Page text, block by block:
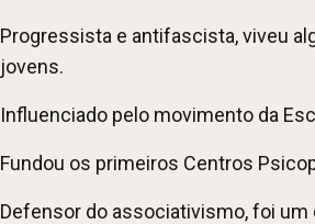
Progressista e antifascista, viveu
jovens.
Influenciado pelo movimento da
Fundou os primeiros Centros
Defensor do associativismo, foi um